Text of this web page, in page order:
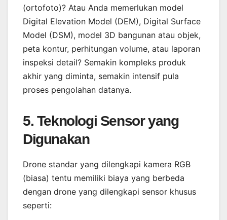
(ortofoto)? Atau Anda memerlukan model
Digital Elevation Model (DEM), Digital Surface
Model (DSM), model 3D bangunan atau objek,
peta kontur, perhitungan volume, atau laporan
inspeksi detail? Semakin kompleks produk
akhir yang diminta, semakin intensif pula
proses pengolahan datanya.
5. Teknologi Sensor yang
Digunakan
Drone standar yang dilengkapi kamera RGB
(biasa) tentu memiliki biaya yang berbeda
dengan drone yang dilengkapi sensor khusus
seperti: